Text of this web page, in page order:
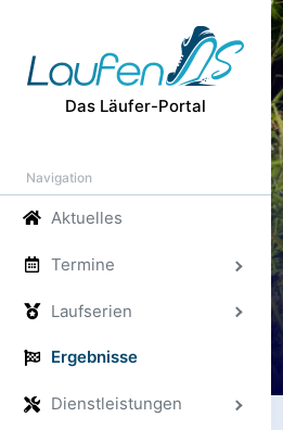
Das Läufer-Portal
Navigation
Aktuelles
Termine
Laufserien
Ergebnisse
Dienstleistungen